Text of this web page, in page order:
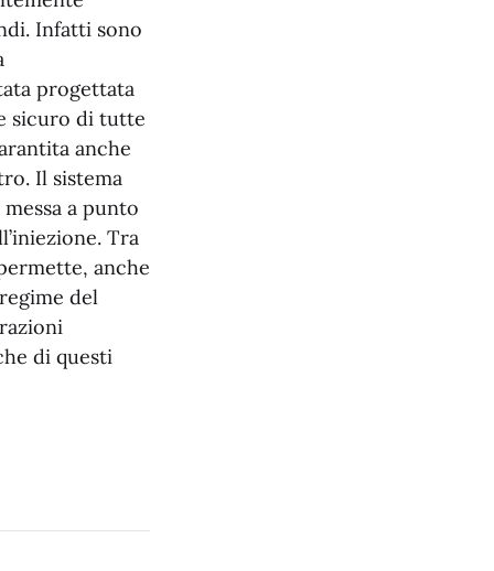
Infatti sono
progettata
sicuro di tutte
anche
Il sistema
a punto
Tra
anche
del
di questi